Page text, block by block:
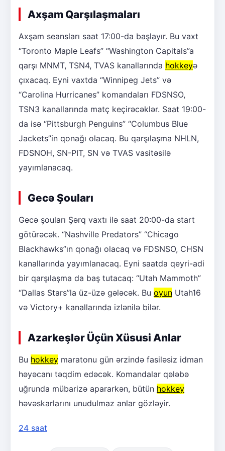
Axşam Qarşılaşmaları
Axşam seansları saat 17:00-da başlayır. Bu vaxt
“Toronto Maple Leafs” “Washington Capitals”a
qarşı MNMT, TSN4, TVAS kanallarında hokkeyə
çıxacaq. Eyni vaxtda “Winnipeg Jets” və
“Carolina Hurricanes” komandaları FDSNSO,
TSN3 kanallarında matç keçirəcəklər. Saat 19:00-
da isə “Pittsburgh Penguins” “Columbus Blue
Jackets”in qonağı olacaq. Bu qarşılaşma NHLN,
FDSNOH, SN-PIT, SN və TVAS vasitəsilə
yayımlanacaq.
Gecə Şouları
Gecə şouları Şərq vaxtı ilə saat 20:00-da start
götürəcək. “Nashville Predators” “Chicago
Blackhawks”ın qonağı olacaq və FDSNSO, CHSN
kanallarında yayımlanacaq. Eyni saatda qeyri-adi
bir qarşılaşma da baş tutacaq: “Utah Mammoth”
“Dallas Stars”la üz-üzə gələcək. Bu oyun Utah16
və Victory+ kanallarında izlənilə bilər.
Azarkeşlər Üçün Xüsusi Anlar
Bu hokkey maratonu gün ərzində fasiləsiz idman
həyəcanı təqdim edəcək. Komandalar qələbə
uğrunda mübarizə apararkən, bütün hokkey
həvəskarlarını unudulmaz anlar gözləyir.
24 saat